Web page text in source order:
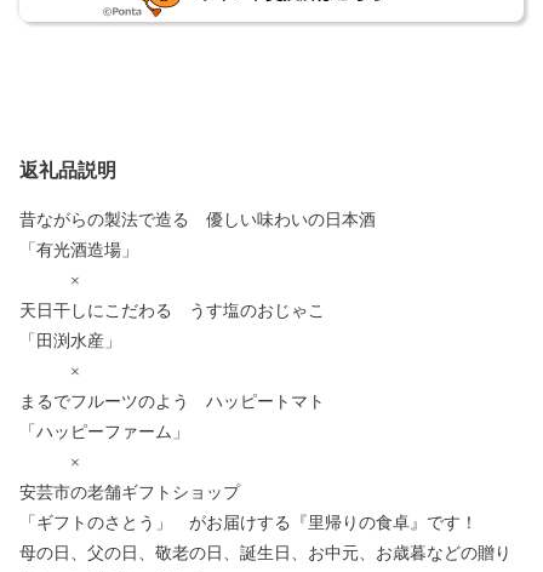
返礼品説明
昔ながらの製法で造る 優しい味わいの日本酒
「有光酒造場」
×
天日干しにこだわる うす塩のおじゃこ
「田渕水産」
×
まるでフルーツのよう ハッピートマト
「ハッピーファーム」
×
安芸市の老舗ギフトショップ
「ギフトのさとう」 がお届けする『里帰りの食卓』です！
母の日、父の日、敬老の日、誕生日、お中元、お歳暮などの贈り